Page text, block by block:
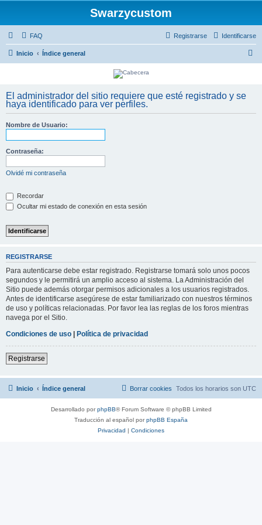
Swarzycustom
FAQ Identificarse
Registrarse
Inicio Índice general
El administrador del sitio requiere que esté registrado y se
haya identificado para ver perfiles.
Nombre de Usuario:
Contraseña:
Olvidé mi contraseña
Recordar
Ocultar mi estado de conexión en esta sesión
REGISTRARSE
Para autenticarse debe estar registrado. Registrarse tomará solo unos pocos
segundos y le permitirá un amplio acceso al sistema. La Administración del
Sitio puede además otorgar permisos adicionales a los usuarios registrados.
Antes de identificarse asegúrese de estar familiarizado con nuestros términos
de uso y políticas relacionadas. Por favor lea las reglas de los foros mientras
navega por el Sitio.
Condiciones de uso | Política de privacidad
Registrarse
Inicio Índice general Todos los horarios son UTC
Borrar cookies
Desarrollado porphpBB® Forum Software © phpBB Limited
Traducción al español porphpBB España
Privacidad | Condiciones